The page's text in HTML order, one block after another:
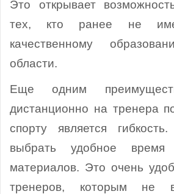
Это открывает
тех, кто ранее не
качественному
области.
Еще одним
дистанционно на тренера
спорту является
выбрать удобное время
материалов. Это очень
тренеров, которым не